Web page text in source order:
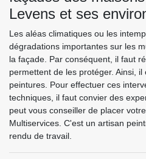
Levens et ses
Les aléas climatiques ou les
dégradations importantes sur les
la façade. Par conséquent, il faut
permettent de les protéger. Ainsi,
peintures. Pour effectuer ces
techniques, il faut convier des
peut vous conseiller de placer
Multiservices. C'est un artisan
rendu de travail.